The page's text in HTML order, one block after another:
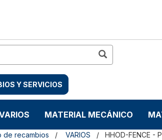
Y SERVICIOS
MATERIAL MECÁNICO
de recambios VARIOS HHOD-FENCE -